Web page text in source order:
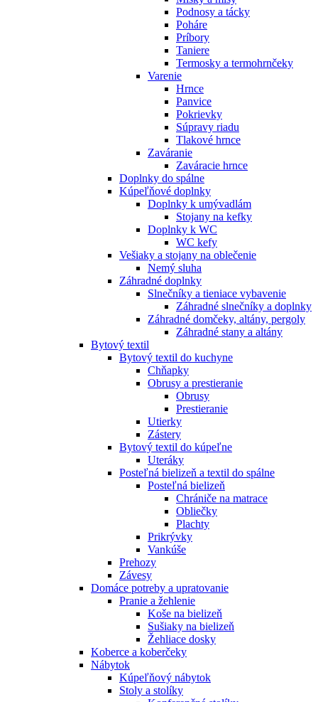
Podnosy a tácky
Poháre
Príbory
Taniere
Termosky a termohrnčeky
Varenie
Hrnce
Panvice
Pokrievky
Súpravy riadu
Tlakové hrnce
Zaváranie
Zaváracie hrnce
Doplnky do spálne
Kúpeľňové doplnky
Doplnky k umývadlám
Stojany na kefky
Doplnky k WC
WC kefy
Vešiaky a stojany na oblečenie
Nemý sluha
Záhradné doplnky
Slnečníky a tieniace vybavenie
Záhradné slnečníky a doplnky
Záhradné domčeky, altány, pergoly
Záhradné stany a altány
Bytový textil
Bytový textil do kuchyne
Chňapky
Obrusy a prestieranie
Obrusy
Prestieranie
Utierky
Zástery
Bytový textil do kúpeľne
Uteráky
Posteľná bielizeň a textil do spálne
Posteľná bielizeň
Chrániče na matrace
Obliečky
Plachty
Prikrývky
Vankúše
Prehozy
Závesy
Domáce potreby a upratovanie
Pranie a žehlenie
Koše na bielizeň
Sušiaky na bielizeň
Žehliace dosky
Koberce a koberčeky
Nábytok
Kúpeľňový nábytok
Stoly a stolíky